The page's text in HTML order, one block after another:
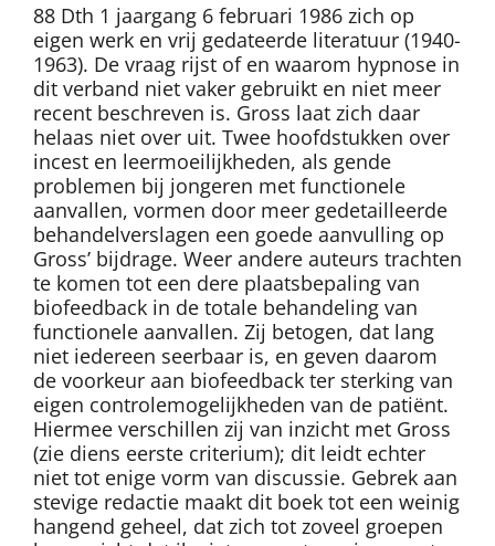
88 Dth 1 jaargang 6 februari 1986 zich op
eigen werk en vrij gedateerde literatuur (1940-
1963). De vraag rijst of en waarom hypnose in
dit verband niet vaker gebruikt en niet meer
recent beschreven is. Gross laat zich daar
helaas niet over uit. Twee hoofdstukken over
incest en leermoeilijkheden, als gende
problemen bij jongeren met functionele
aanvallen, vormen door meer gedetailleerde
behandelverslagen een goede aanvulling op
Gross’ bijdrage. Weer andere auteurs trachten
te komen tot een dere plaatsbepaling van
biofeedback in de totale behandeling van
functionele aanvallen. Zij betogen, dat lang
niet iedereen seerbaar is, en geven daarom
de voorkeur aan biofeedback ter sterking van
eigen controlemogelijkheden van de patiënt.
Hiermee verschillen zij van inzicht met Gross
(zie diens eerste criterium); dit leidt echter
niet tot enige vorm van discussie. Gebrek aan
stevige redactie maakt dit boek tot een weinig
hangend geheel, dat zich tot zoveel groepen